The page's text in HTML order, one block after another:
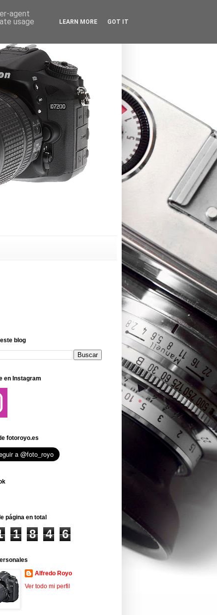
blog
en Instagram
fotoroyo.es
página en total
1 8 4 6
Alfredo Royo
Ver todo mi perfil
agent
usage
LEARN MORE GOT IT